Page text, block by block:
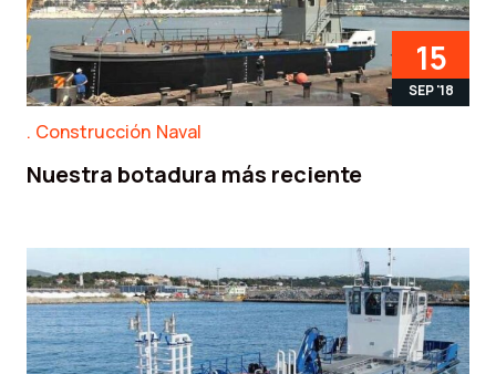
15
SEP '18
Construcción Naval
Nuestra botadura más reciente